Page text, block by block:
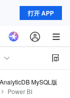
打开 APP
MySQL版
Power BI